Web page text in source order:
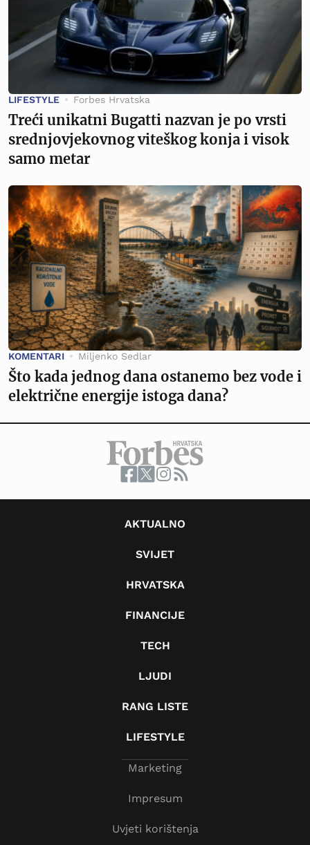
LIFESTYLE Forbes Hrvatska
Treći unikatni Bugatti nazvan je po vrsti
srednjovjekovnog viteškog konja i visok
samo metar
KOMENTARI Miljenko Sedlar
Što kada jednog dana ostanemo bez vode i
električne energije istoga dana?
AKTUALNO
SVIJET
HRVATSKA
FINANCIJE
TECH
LJUDI
RANG LISTE
LIFESTYLE
Marketing
Impresum
Uvjeti korištenja